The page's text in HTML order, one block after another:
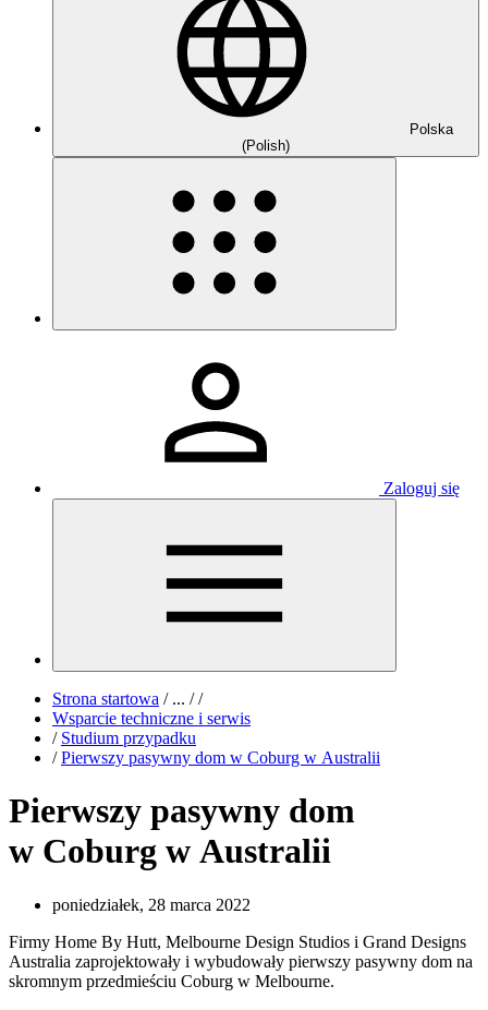
Polska
(Polish)
Zaloguj się
Strona startowa /... / /
Wsparcie techniczne i serwis
/ Studium przypadku
/ Pierwszy pasywny dom w Coburg w Australii
Pierwszy pasywny dom
w Coburg w Australii
poniedziałek, 28 marca 2022
Firmy Home By Hutt, Melbourne Design Studios i Grand Designs
Australia zaprojektowały i wybudowały pierwszy pasywny dom na
skromnym przedmieściu Coburg w Melbourne.